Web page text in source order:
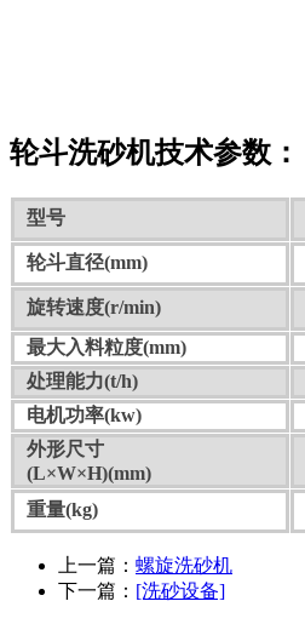
轮斗洗砂机技术参数：
型号
轮斗直径(mm)
旋转速度(r/min)
最大入料粒度(mm)
处理能力(t/h)
电机功率(kw)
外形尺寸
(L×W×H)(mm)
重量(kg)
上一篇： 螺旋洗砂机
下一篇： [洗砂设备]